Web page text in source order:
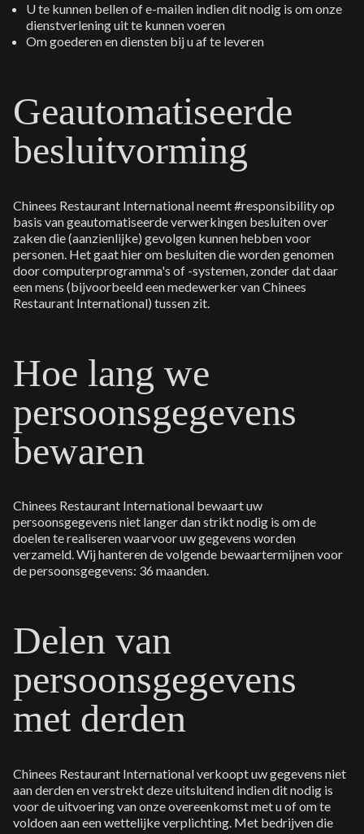
U te kunnen bellen of e-mailen indien dit nodig is om onze
dienstverlening uit te kunnen voeren
Om goederen en diensten bij u af te leveren
Geautomatiseerde
besluitvorming
Chinees Restaurant International neemt #responsibility op
basis van geautomatiseerde verwerkingen besluiten over
zaken die (aanzienlijke) gevolgen kunnen hebben voor
personen. Het gaat hier om besluiten die worden genomen
door computerprogramma's of -systemen, zonder dat daar
een mens (bijvoorbeeld een medewerker van Chinees
Restaurant International) tussen zit.
Hoe lang we
persoonsgegevens
bewaren
Chinees Restaurant International bewaart uw
persoonsgegevens niet langer dan strikt nodig is om de
doelen te realiseren waarvoor uw gegevens worden
verzameld. Wij hanteren de volgende bewaartermijnen voor
de persoonsgegevens: 36 maanden.
Delen van
persoonsgegevens
met derden
Chinees Restaurant International verkoopt uw gegevens niet
aan derden en verstrekt deze uitsluitend indien dit nodig is
voor de uitvoering van onze overeenkomst met u of om te
voldoen aan een wettelijke verplichting. Met bedrijven die